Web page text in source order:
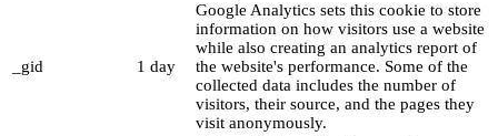
_gid 1 day
Google Analytics sets this cookie to store
information on how visitors use a website
while also creating an analytics report of
the website's performance. Some of the
collected data includes the number of
visitors, their source, and the pages they
visit anonymously.